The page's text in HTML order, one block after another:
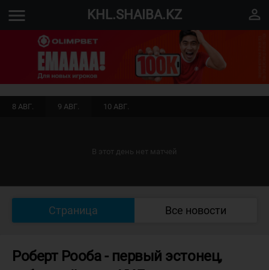
menu KHL.SHAIBA.KZ perm_identity
8 АВГ. 9 АВГ. 10 АВГ.
В этот день нет матчей
Страница Все новости
Роберт Рооба - первый эстонец,